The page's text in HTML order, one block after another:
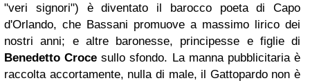
"veri signori") è diventato il barocco poeta di Capo
d'Orlando, che Bassani promuove a massimo lirico dei
nostri anni; e altre baronesse, principesse e figlie di
Benedetto Croce sullo sfondo. La manna pubblicitaria è
raccolta accortamente, nulla di male, il Gattopardo non è